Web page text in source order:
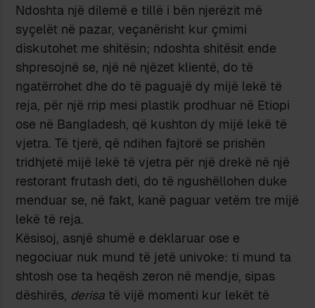
Ndoshta një dilemë e tillë i bën njerëzit më
syçelët në pazar, veçanërisht kur çmimi
diskutohet me shitësin; ndoshta shitësit ende
shpresojnë se, një në njëzet klientë, do të
ngatërrohet dhe do të paguajë dy mijë lekë të
reja, për një rrip mesi plastik prodhuar në Etiopi
ose në Bangladesh, që kushton dy mijë lekë të
vjetra. Të tjerë, që ndihen fajtorë se prishën
tridhjetë mijë lekë të vjetra për një drekë në një
restorant frutash deti, do të ngushëllohen duke
menduar se, në fakt, kanë paguar vetëm tre mijë
lekë të reja.
Kësisoj, asnjë shumë e deklaruar ose e
negociuar nuk mund të jetë univoke: ti mund ta
shtosh ose ta heqësh zeron në mendje, sipas
dëshirës, derisa të vijë momenti kur lekët të